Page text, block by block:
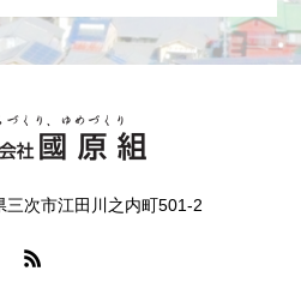
三次市江田川之内町501-2